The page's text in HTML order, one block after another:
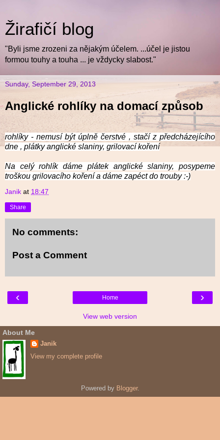
Žirafičí blog
"Byli jsme zrozeni za nějakým účelem. ...účel je jistou
formou touhy a touha ... je vždycky slabost."
Sunday, September 29, 2013
Anglické rohlíky na domací způsob
rohlíky - nemusí být úplně čerstvé , stačí z předcházejícího
dne , plátky anglické slaniny, grilovací koření
Na celý rohlík dáme plátek anglické slaniny, posypeme
troškou grilovacího koření a dáme zapéct do trouby :-)
Janik at 18:47
Share
No comments:
Post a Comment
‹ ›
Home
View web version
About Me
Janik
View my complete profile
Powered by Blogger.